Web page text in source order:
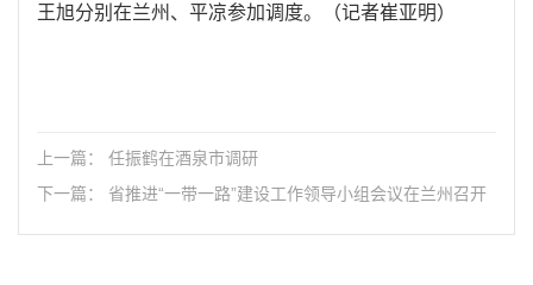
王旭分别在兰州、平凉参加调度。（记者崔亚明）
上一篇： 任振鹤在酒泉市调研
下一篇： 省推进“一带一路”建设工作领导小组会议在兰州召开